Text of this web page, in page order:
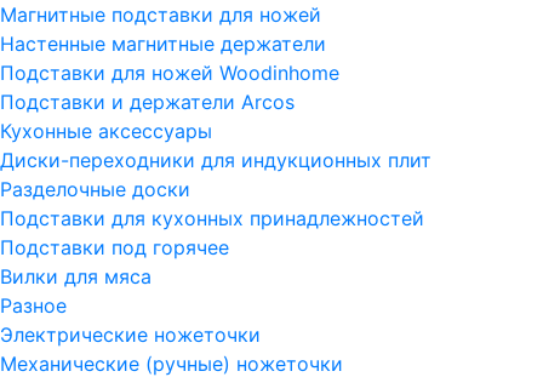
Магнитные подставки для ножей
Настенные магнитные держатели
Подставки для ножей Woodinhome
Подставки и держатели Arcos
Кухонные аксессуары
Диски-переходники для индукционных плит
Разделочные доски
Подставки для кухонных принадлежностей
Подставки под горячее
Вилки для мяса
Разное
Электрические ножеточки
Механические (ручные) ножеточки